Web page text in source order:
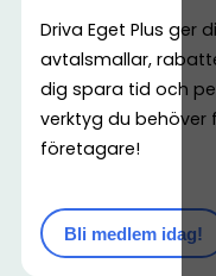
Driva Eget Plus ger
avtalsmallar,
dig spara tid och
verktyg du
företagare!
Bli medlem idag!